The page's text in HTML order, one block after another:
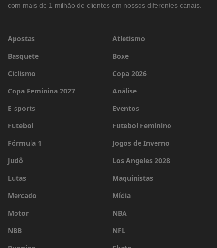
com mais de 1 milhão de clientes em nossos diferentes canais.
Apostas
Atletismo
Basquete
Boxe
Ciclismo
Copa 2026
Copa Feminina 2027
Análise
E-sports
Eventos
Futebol
Futebol Feminino
Fórmula 1
Jogos de Inverno
Judô
Los Angeles 2028
Lutas
Maquinistas
Mercado
Mídia
Motor
NBA
NBB
NFL